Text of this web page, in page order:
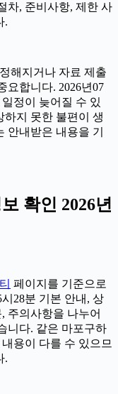
차, 준비사항, 제한 사
.
해지거나 자료 제출
요합니다. 2026년07
정이 늦어질 수 있
하지 못한 불편이 생
안내받은 내용을 기
확인 2026년
페이지를 기준으로
28분 기본 안내, 상
주의사항을 나누어
니다. 같은 마포구하
용이 다를 수 있으므
.